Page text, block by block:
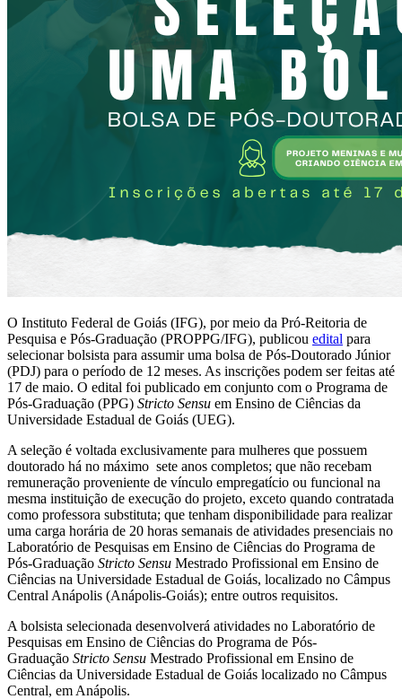
O Instituto Federal de Goiás (IFG), por meio da Pró-Reitoria de
Pesquisa e Pós-Graduação (PROPPG/IFG), publicou edital para
selecionar bolsista para assumir uma bolsa de Pós-Doutorado Júnior
(PDJ) para o período de 12 meses. As inscrições podem ser feitas até
17 de maio. O edital foi publicado em conjunto com o Programa de
Pós-Graduação (PPG) Stricto Sensu em Ensino de Ciências da
Universidade Estadual de Goiás (UEG).
A seleção é voltada exclusivamente para mulheres que possuem
doutorado há no máximo sete anos completos; que não recebam
remuneração proveniente de vínculo empregatício ou funcional na
mesma instituição de execução do projeto, exceto quando contratada
como professora substituta; que tenham disponibilidade para realizar
uma carga horária de 20 horas semanais de atividades presenciais no
Laboratório de Pesquisas em Ensino de Ciências do Programa de
Pós-Graduação Stricto Sensu Mestrado Profissional em Ensino de
Ciências na Universidade Estadual de Goiás, localizado no Câmpus
Central Anápolis (Anápolis-Goiás); entre outros requisitos.
A bolsista selecionada desenvolverá atividades no Laboratório de
Pesquisas em Ensino de Ciências do Programa de Pós-
Graduação Stricto Sensu Mestrado Profissional em Ensino de
Ciências da Universidade Estadual de Goiás localizado no Câmpus
Central, em Anápolis.